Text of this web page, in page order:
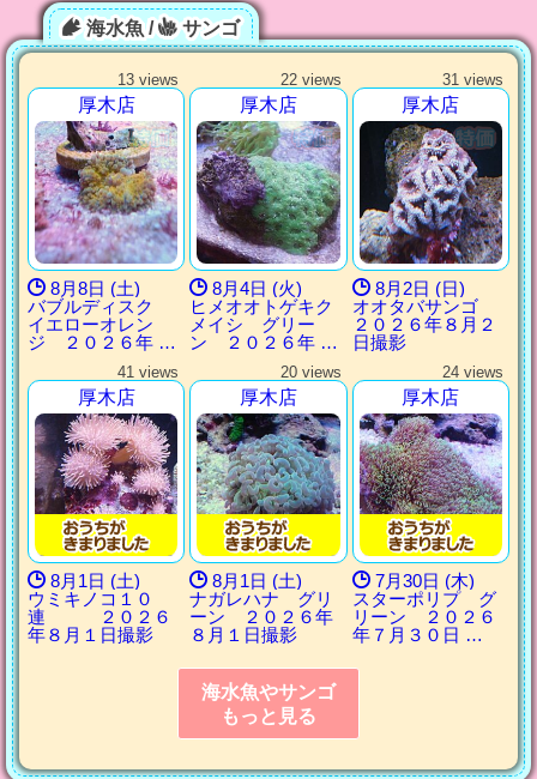
海水魚 / サンゴ
13 views
厚木店
8月8日 (土)
バブルディスク
イエローオレン
ジ ２０２６年 …
22 views
厚木店
8月4日 (火)
ヒメオオトゲキク
メイシ グリー
ン ２０２６年 …
31 views
厚木店
8月2日 (日)
オオタバサンゴ
２０２６年８月２
日撮影
41 views
厚木店
8月1日 (土)
ウミキノコ１０
連 ２０２６
年８月１日撮影
20 views
厚木店
8月1日 (土)
ナガレハナ グリ
ーン ２０２６年
８月１日撮影
24 views
厚木店
7月30日 (木)
スターポリプ グ
リーン ２０２６
年７月３０日 …
海水魚やサンゴ
もっと見る